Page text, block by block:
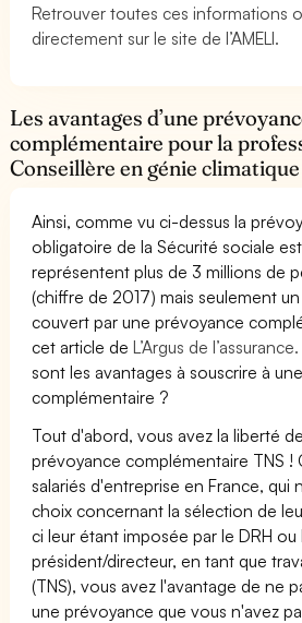
Retrouver toutes ces informations
directement sur le site de l’AMELI.
Les avantages d’une
complémentaire pour la
Conseillère en génie
Ainsi, comme vu ci-dessus la
obligatoire de la Sécurité sociale
représentent plus de 3 millions de
(chiffre de 2017) mais seulement
couvert par une prévoyance
cet article deL’Argus de l’assurance.
sont les avantages à souscrire à
complémentaire ?
Tout d'abord, vous avez la liberté
prévoyance complémentaire TNS !
salariés d'entreprise en France, qui
choix concernant la sélection de
ci leur étant imposée par le DRH ou
président/directeur, en tant que
(TNS), vous avez l'avantage de ne
une prévoyance que vous n'avez